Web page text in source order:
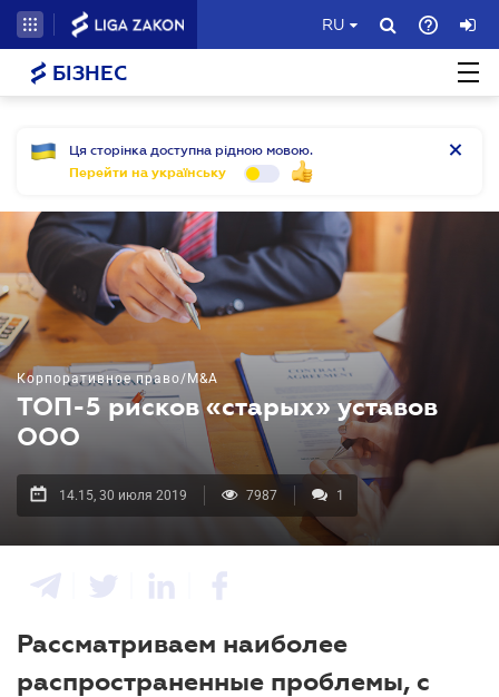
RU
БІЗНЕС
Ця сторінка доступна рідною мовою.
Перейти на українську
Корпоративное право/M&A
ТОП-5 рисков «старых» уставов
ООО
14.15, 30 июля 2019 7987 1
Рассматриваем наиболее
распространенные проблемы, с